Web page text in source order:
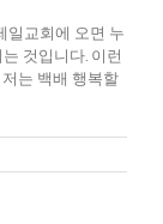
일교회에 오면 누
것입니다. 이런
는 백배 행복할